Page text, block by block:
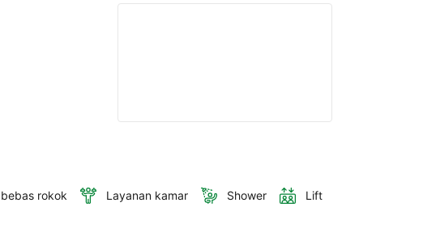
rokok Layanan kamar Shower Lift